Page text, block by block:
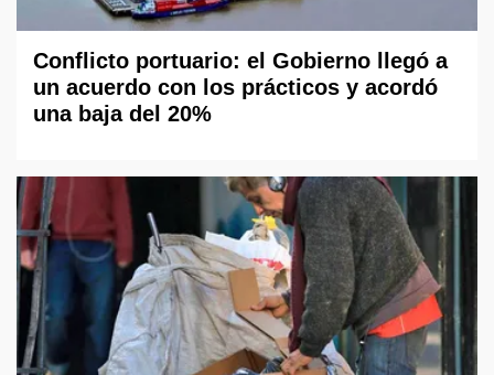
Conflicto portuario: el Gobierno llegó a
un acuerdo con los prácticos y acordó
una baja del 20%